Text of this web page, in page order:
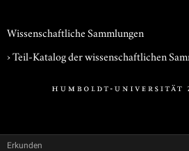
Wissenschaftliche Sammlungen
› Teil-Katalog der wissenschaftlichen
Erkunden